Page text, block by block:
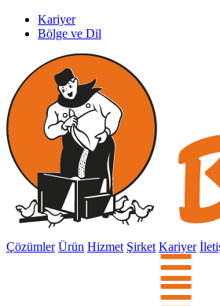
Kariyer
Bölge ve Dil
Çözümler Ürün Hizmet Şirket Kariyer